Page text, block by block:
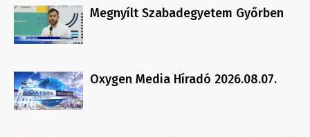
Megnyílt Szabadegyetem Győrben
Oxygen Media Híradó 2026.08.07.